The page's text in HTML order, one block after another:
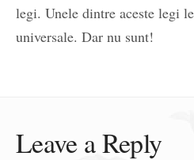
legi. Unele dintre aceste legi
universale. Dar nu sunt!
Leave a Reply